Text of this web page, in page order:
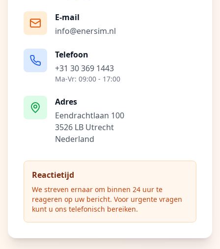
E-mail
info@enersim.nl
Telefoon
+31 30 369 1443
Ma-Vr: 09:00 - 17:00
Adres
Eendrachtlaan 100
3526 LB Utrecht
Nederland
Reactietijd
We streven ernaar om binnen 24 uur te
reageren op uw bericht. Voor urgente vragen
kunt u ons telefonisch bereiken.